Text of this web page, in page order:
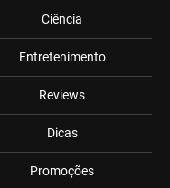
Ciência
Entretenimento
Reviews
Dicas
Promoções